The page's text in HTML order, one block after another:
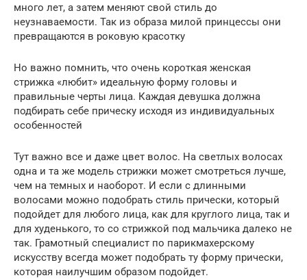
много лет, а затем меняют свой стиль до
неузнаваемости. Так из образа милой принцессы они
превращаются в роковую красотку
Но важно помнить, что очень короткая женская
стрижка «любит» идеальную форму головы и
правильные черты лица. Каждая девушка должна
подбирать себе прическу исходя из индивидуальных
особенностей
Тут важно все и даже цвет волос. На светлых волосах
одна и та же модель стрижки может смотреться лучше,
чем на темных и наоборот. И если с длинными
волосами можно подобрать стиль прически, который
подойдет для любого лица, как для круглого лица, так и
для худенького, то со стрижкой под мальчика далеко не
так. Грамотный специалист по парикмахерскому
искусству всегда может подобрать ту форму прически,
которая наилучшим образом подойдет.